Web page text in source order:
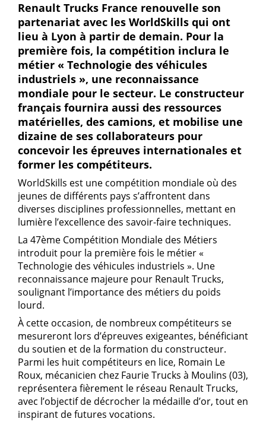
Renault Trucks France renouvelle son
partenariat avec les WorldSkills qui ont
lieu à Lyon à partir de demain. Pour la
première fois, la compétition inclura le
métier « Technologie des véhicules
industriels », une reconnaissance
mondiale pour le secteur. Le constructeur
français fournira aussi des ressources
matérielles, des camions, et mobilise une
dizaine de ses collaborateurs pour
concevoir les épreuves internationales et
former les compétiteurs.
WorldSkills est une compétition mondiale où des
jeunes de différents pays s’affrontent dans
diverses disciplines professionnelles, mettant en
lumière l’excellence des savoir-faire techniques.
La 47ème Compétition Mondiale des Métiers
introduit pour la première fois le métier «
Technologie des véhicules industriels ». Une
reconnaissance majeure pour Renault Trucks,
soulignant l’importance des métiers du poids
lourd.
À cette occasion, de nombreux compétiteurs se
mesureront lors d’épreuves exigeantes, bénéficiant
du soutien et de la formation du constructeur.
Parmi les huit compétiteurs en lice, Romain Le
Roux, mécanicien chez Faurie Trucks à Moulins (03),
représentera fièrement le réseau Renault Trucks,
avec l’objectif de décrocher la médaille d’or, tout en
inspirant de futures vocations.